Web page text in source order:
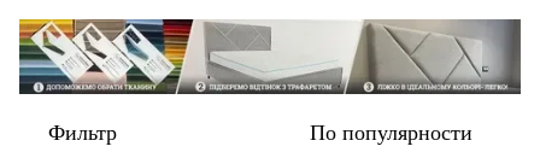
Фильтр По популярности